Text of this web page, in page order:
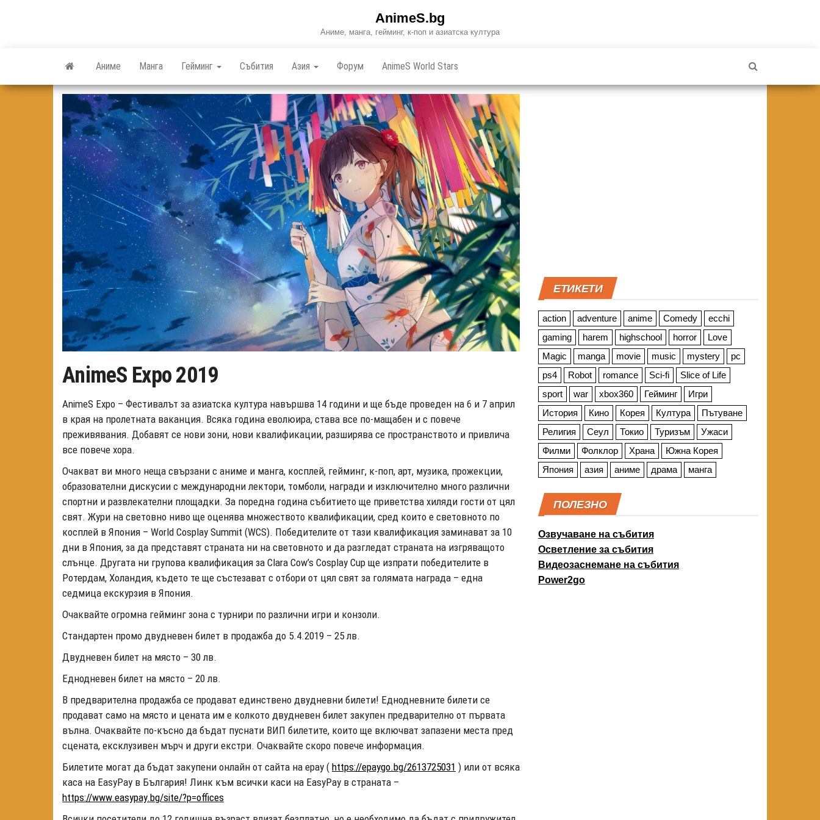
AnimeS.bg
Аниме, манга, гейминг, к-поп и азиатска култура
Аниме Манга Гейминг Събития Азия Форум AnimeS World Stars
AnimeS Expo 2019
AnimeS Expo – Фестивалът за азиатска култура навършва 14 години и ще бъде проведен на 6 и 7 април
в края на пролетната ваканция. Всяка година еволюира, става все по-мащабен и с повече
преживявания. Добавят се нови зони, нови квалификации, разширява се пространството и привлича
все повече хора.
Очакват ви много неща свързани с аниме и манга, косплей, гейминг, к-поп, арт, музика, прожекции,
образователни дискусии с международни лектори, томболи, награди и изключително много различни
спортни и развлекателни площадки. За поредна година събитието ще приветства хиляди гости от цял
свят. Жури на световно ниво ще оценява множеството квалификации, сред които е световното по
косплей в Япония – World Cosplay Summit (WCS). Победителите от тази квалификация заминават за 10
дни в Япония, за да представят страната ни на световното и да разгледат страната на изгряващото
слънце. Другата ни групова квалификация за Clara Cow’s Cosplay Cup ще изпрати победителите в
Ротердам, Холандия, където те ще състезават с отбори от цял свят за голямата награда – една
седмица екскурзия в Япония.
Очаквайте огромна гейминг зона с турнири по различни игри и конзоли.
Стандартен промо двудневен билет в продажба до 5.4.2019 – 25 лв.
Двудневен билет на място – 30 лв.
Еднодневен билет на място – 20 лв.
В предварителна продажба се продават единствено двудневни билети! Еднодневните билети се
продават само на място и цената им е колкото двудневен билет закупен предварително от първата
вълна. Очаквайте по-късно да бъдат пуснати ВИП билетите, които ще включват запазени места пред
сцената, ексклузивен мърч и други екстри. Очаквайте скоро повече информация.
Билетите могат да бъдат закупени онлайн от сайта на epay ( https://epaygo.bg/2613725031 ) или от всяка
каса на EasyPay в България! Линк към всички каси на EasyPay в страната –
https://www.easypay.bg/site/?p=offices
ЕТИКЕТИ
action adventure anime Comedy
ecchi
gaming
harem highschool horror
Love
Magic
manga movie music mystery
pc
ps4
Robot romance Sci-fi
Slice of Life
sport
war xbox360 Гейминг
Игри
История
Кино Корея Култура
Пътуване
Религия
Сеул Токио Туризъм
Ужаси
Филми
Фолклор Храна
Южна Корея
Япония
азия аниме драма манга
ПОЛЕЗНО
Озвучаване на събития
Осветление за събития
Видеозаснемане на събития
Power2go